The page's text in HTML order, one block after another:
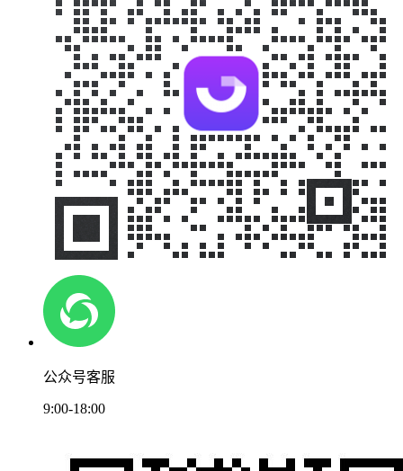
公众号客服
9:00-18:00